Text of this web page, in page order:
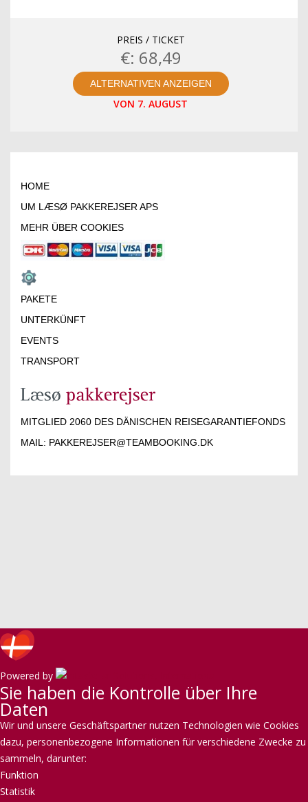
PREIS / TICKET
€: 68,49
ALTERNATIVEN ANZEIGEN
VON 7. AUGUST
HOME
UM LÆSØ PAKKEREJSER APS
MEHR ÜBER COOKIES
PAKETE
UNTERKÜNFT
EVENTS
TRANSPORT
MITGLIED 2060 DES DÄNISCHEN REISEGARANTIEFONDS
MAIL: PAKKEREJSER@TEAMBOOKING.DK
Powered by
Sie haben die Kontrolle über Ihre
Daten
Wir und unsere Geschäftspartner nutzen Technologien wie Cookies
dazu, personenbezogene Informationen für verschiedene Zwecke zu
sammeln, darunter:
Funktion
Statistik